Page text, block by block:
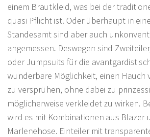
einem Brautkleid, was bei der
quasi Pflicht ist. Oder überhaupt in
Standesamt sind aber auch
angemessen. Deswegen sind
oder Jumpsuits für die
wunderbare Möglichkeit, einen Hauch
zu versprühen, ohne dabei zu
möglicherweise verkleidet zu wirken.
wird es mit Kombinationen aus Blazer
Marlenehose. Einteiler mit